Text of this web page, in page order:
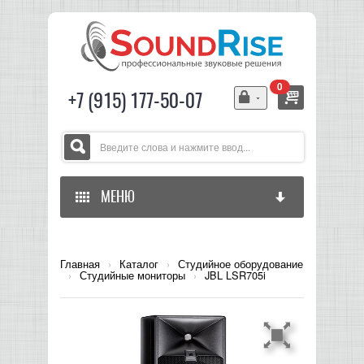
+7 (915) 177-50-07
0
МЕНЮ
ЗВУКОВОЕ ОБОРУДОВАНИЕ
МИКШЕРЫ АНАЛОГОВЫЕ
СВЕТОВОЕ ОБОРУДОВАНИЕ
Главная › Каталог › Студийное оборудование
› Студийные мониторы › JBL LSR705i